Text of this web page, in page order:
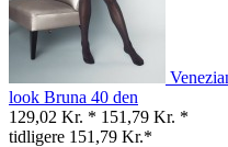
look Bruna 40 den
129,02 Kr. * 151,79 Kr. *
tidligere 151,79 Kr.*